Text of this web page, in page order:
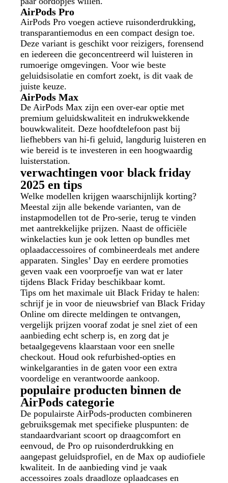
AirPods Pro
AirPods Pro voegen actieve ruisonderdrukking,
transparantiemodus en een compact design toe.
Deze variant is geschikt voor reizigers, forensend
en iedereen die geconcentreerd wil luisteren in
rumoerige omgevingen. Voor wie beste
geluidsisolatie en comfort zoekt, is dit vaak de
juiste keuze.
AirPods Max
De AirPods Max zijn een over‑ear optie met
premium geluidskwaliteit en indrukwekkende
bouwkwaliteit. Deze hoofdtelefoon past bij
liefhebbers van hi‑fi geluid, langdurig luisteren en
wie bereid is te investeren in een hoogwaardig
luisterstation.
verwachtingen voor black friday
2025 en tips
Welke modellen krijgen waarschijnlijk korting?
Meestal zijn alle bekende varianten, van de
instapmodellen tot de Pro‑serie, terug te vinden
met aantrekkelijke prijzen. Naast de officiële
winkelacties kun je ook letten op bundles met
oplaadaccessoires of combineerdeals met andere
apparaten. Singles’ Day en eerdere promoties
geven vaak een voorproefje van wat er later
tijdens Black Friday beschikbaar komt.
Tips om het maximale uit Black Friday te halen:
schrijf je in voor de nieuwsbrief van Black Friday
Online om directe meldingen te ontvangen,
vergelijk prijzen vooraf zodat je snel ziet of een
aanbieding echt scherp is, en zorg dat je
betaalgegevens klaarstaan voor een snelle
checkout. Houd ook refurbished‑opties en
winkelgaranties in de gaten voor een extra
voordelige en verantwoorde aankoop.
populaire producten binnen de
AirPods categorie
De populairste AirPods‑producten combineren
gebruiksgemak met specifieke pluspunten: de
standaardvariant scoort op draagcomfort en
eenvoud, de Pro op ruisonderdrukking en
aangepast geluidsprofiel, en de Max op audiofiele
kwaliteit. In de aanbieding vind je vaak
accessoires zoals draadloze oplaadcases en